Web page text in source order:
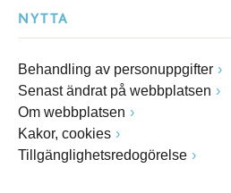
NYTTA
Behandling av personuppgifter
Senast ändrat på webbplatsen
Om webbplatsen
Kakor, cookies
Tillgänglighetsredogörelse